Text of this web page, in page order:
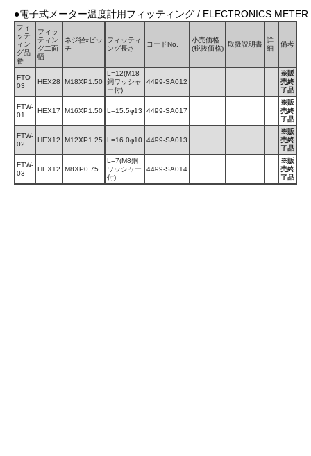
●電子式メーター温度計用フィッティング / ELECTRONICS
フィ
ッテ
ィン
グ品
番
フィッ
ティン
グ二面
幅
ネジ径xピッ
チ
フィッティ
ング長さ
コードNo.
小売価格
(税抜価格)
取扱説明書
詳
細
備考
FTO-
03
HEX28 M18XP1.50
L=12(M18
銅ワッシャ
ー付)
4499-SA012
※販
売終
了品
FTW-
01
HEX17 M16XP1.50 L=15.5φ13 4499-SA017
※販
売終
了品
FTW-
02
HEX12 M12XP1.25 L=16.0φ10 4499-SA013
※販
売終
了品
FTW-
03
HEX12 M8XP0.75
L=7(M8銅
ワッシャー
付)
4499-SA014
※販
売終
了品